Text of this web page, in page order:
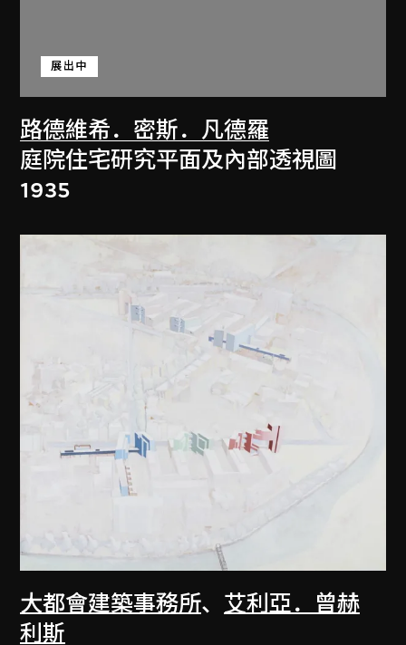
路德維希．密斯．凡德羅
展出中
庭院住宅研究平面及內部透視圖
1935
大都會建築事務所、 艾利亞．曾赫
利斯